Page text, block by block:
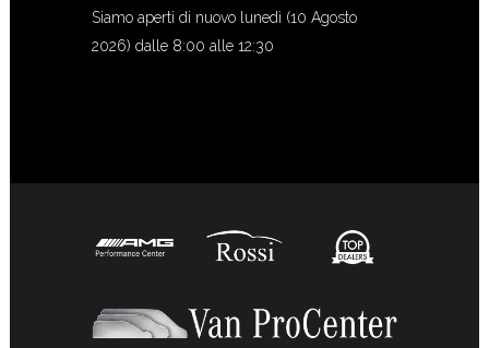
Siamo aperti di nuovo lunedì (10 Agosto
2026) dalle 8:00 alle 12:30